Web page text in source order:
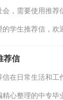
，需要使用推荐
的学生推荐信，欢
荐信
在日常生活和
心整理的中专毕